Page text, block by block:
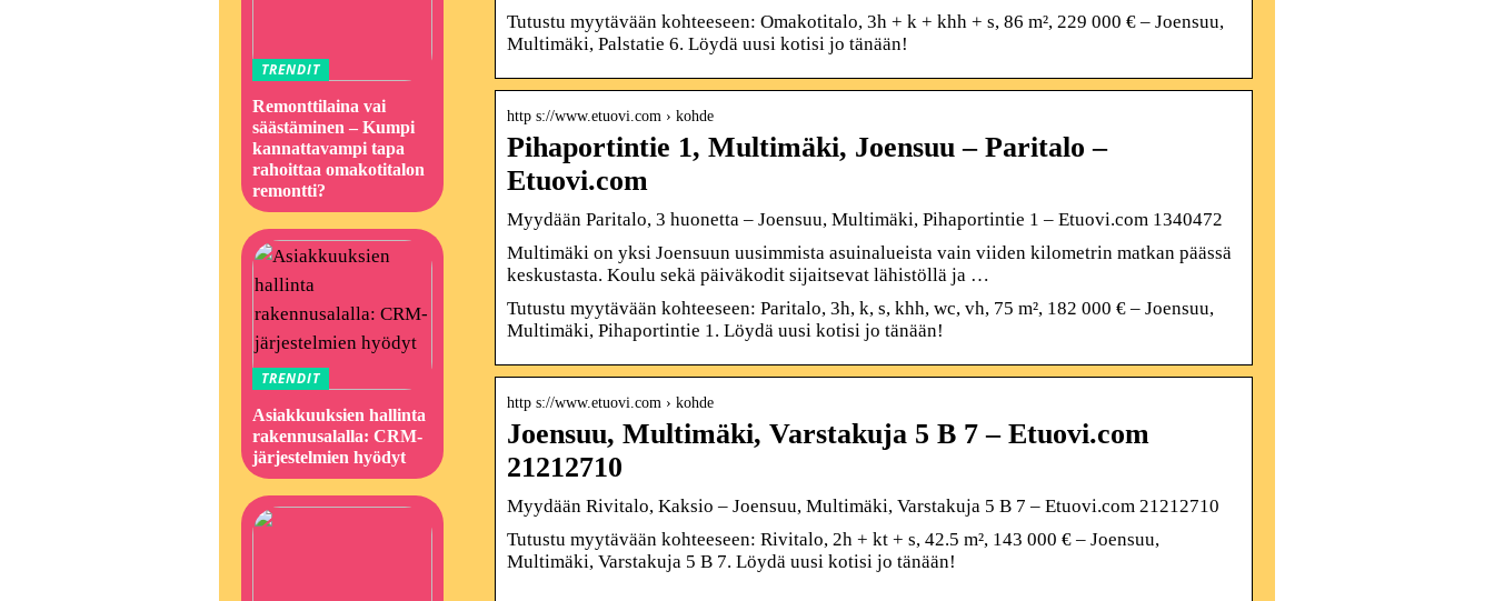
Tutustu myytävään kohteeseen: Omakotitalo, 3h + k + khh + s, 86 m², 229 000 € – Joensuu,
Multimäki, Palstatie 6. Löydä uusi kotisi jo tänään!
http s://www.etuovi.com › kohde
Pihaportintie 1, Multimäki, Joensuu – Paritalo –
Etuovi.com
Myydään Paritalo, 3 huonetta – Joensuu, Multimäki, Pihaportintie 1 – Etuovi.com 1340472
Multimäki on yksi Joensuun uusimmista asuinalueista vain viiden kilometrin matkan päässä
keskustasta. Koulu sekä päiväkodit sijaitsevat lähistöllä ja …
Tutustu myytävään kohteeseen: Paritalo, 3h, k, s, khh, wc, vh, 75 m², 182 000 € – Joensuu,
Multimäki, Pihaportintie 1. Löydä uusi kotisi jo tänään!
http s://www.etuovi.com › kohde
Joensuu, Multimäki, Varstakuja 5 B 7 – Etuovi.com
21212710
Myydään Rivitalo, Kaksio – Joensuu, Multimäki, Varstakuja 5 B 7 – Etuovi.com 21212710
Tutustu myytävään kohteeseen: Rivitalo, 2h + kt + s, 42.5 m², 143 000 € – Joensuu,
Multimäki, Varstakuja 5 B 7. Löydä uusi kotisi jo tänään!
TRENDIT
Remonttilaina vai
säästäminen – Kumpi
kannattavampi tapa
rahoittaa omakotitalon
remontti?
TRENDIT
Asiakkuuksien hallinta
rakennusalalla: CRM-
järjestelmien hyödyt